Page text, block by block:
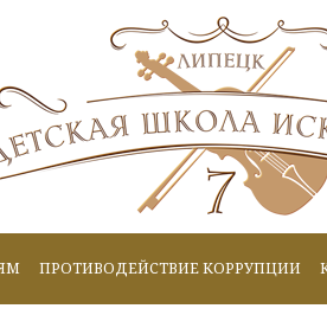
ПРОТИВОДЕЙСТВИЕ КОРРУПЦИИ